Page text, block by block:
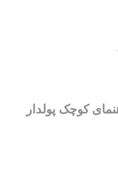
کوچک پولدار